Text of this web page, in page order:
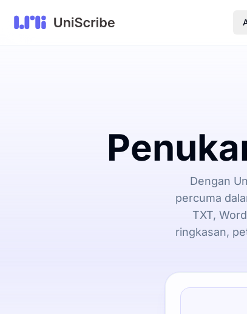
Dengan
percuma
TXT,
ringkasan,